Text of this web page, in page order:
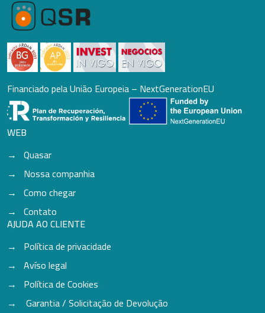
Financiado pela União Europeia – NextGenerationEU
WEB
Quasar
Nossa companhia
Como chegar
Contato
AJUDA AO CLIENTE
Política de privacidade
Avíso legal
Política de Cookies
Garantia / Solicitação de Devolução